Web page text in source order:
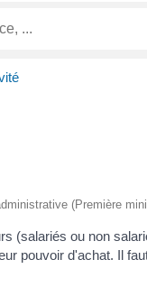
(Première
(salariés ou non
pouvoir d'achat. Il